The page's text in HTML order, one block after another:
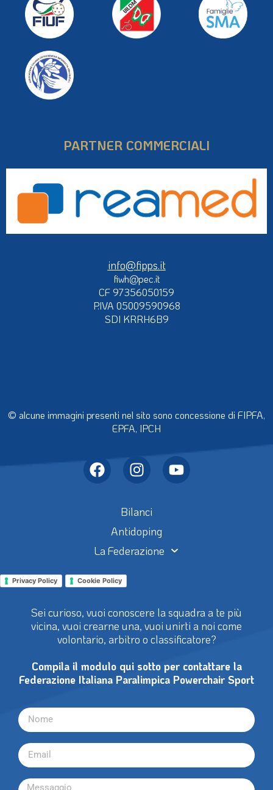
PARTNER COMMERCIALI
info@fipps.it
fiwh@pec.it
CF 97356050159
P.IVA 05009590968
SDI KRRH6B9
© alcune immagini presenti nel sito sono concessione di FIPFA,
EPFA, IPCH
Bilanci
Antidoping
La Federazione
Privacy Policy Cookie Policy
Sei curioso, vuoi conoscere la squadra a te più
vicina, vuoi crearne una, vuoi unirti a noi come
volontario, arbitro o classificatore?
Compila il modulo qui sotto per contattare la
Federazione Italiana Paralimpica Powerchair Sport